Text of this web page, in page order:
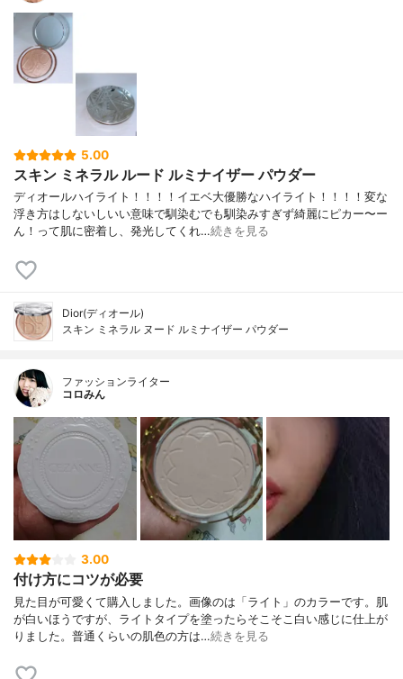
5.00
スキン ミネラル ルード ルミナイザー パウダー
ディオールハイライト！！！！イエベ大優勝なハイライト！！！！変な
浮き方はしないしいい意味で馴染むでも馴染みすぎず綺麗にピカー〜ー
ん！って肌に密着し、発光してくれ…続きを見る
Dior(ディオール)
スキン ミネラル ヌード ルミナイザー パウダー
ファッションライター
コロみん
3.00
付け方にコツが必要
見た目が可愛くて購入しました。画像のは「ライト」のカラーです。肌
が白いほうですが、ライトタイプを塗ったらそこそこ白い感じに仕上が
りました。普通くらいの肌色の方は…続きを見る